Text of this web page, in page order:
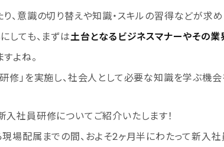
、意識の切り替えや知識・スキルの習得などが求
しても、まずは土台となるビジネスマナーやその業
よね。
修」を実施し、社会人として必要な知識を学ぶ機会
社員研修についてご紹介いたします！
場配属までの間、およそ2ヶ月半にわたって新入